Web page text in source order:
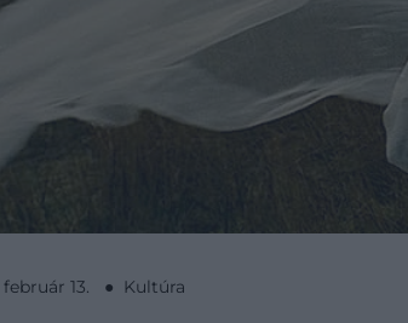
február 13. ● Kultúra